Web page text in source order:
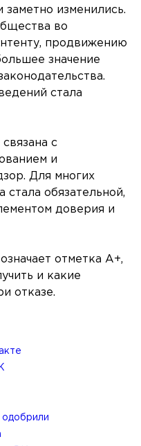
заметно изменились.
во
продвижению
значение
стала
с
и
Для многих
обязательной,
доверия и
отметка A+,
и какие
отказе.